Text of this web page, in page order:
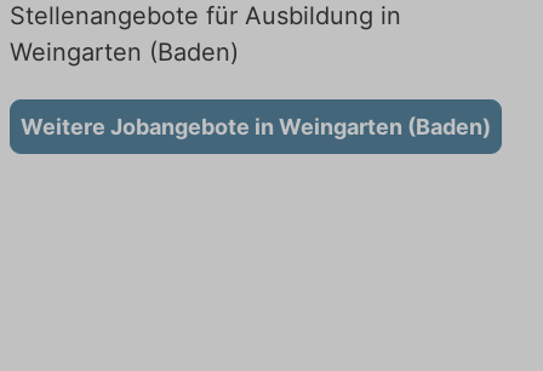
Stellenangebote für Ausbildung in
Weingarten (Baden)
Weitere Jobangebote in Weingarten (Baden)